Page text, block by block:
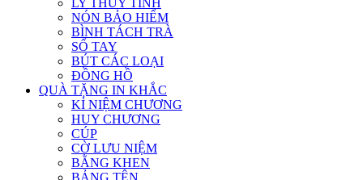
NÓN BẢO HIỂM
BÌNH TÁCH TRÀ
SỔ TAY
BÚT CÁC LOẠI
ĐỒNG HỒ
QUÀ TẶNG IN KHẮC
KỈ NIỆM CHƯƠNG
HUY CHƯƠNG
CÚP
CỜ LƯU NIỆM
BẰNG KHEN
BẢNG TÊN